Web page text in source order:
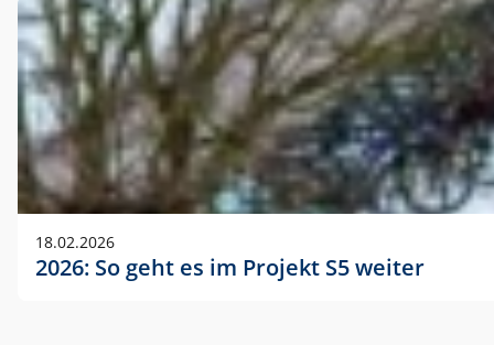
18.02.2026
2026: So geht es im Projekt S5 weiter